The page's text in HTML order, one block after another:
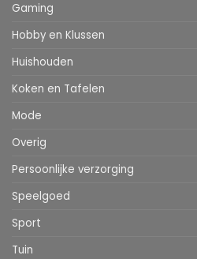
Gaming
Hobby en Klussen
Huishouden
Koken en Tafelen
Mode
Overig
Persoonlijke verzorging
Speelgoed
Sport
Tuin